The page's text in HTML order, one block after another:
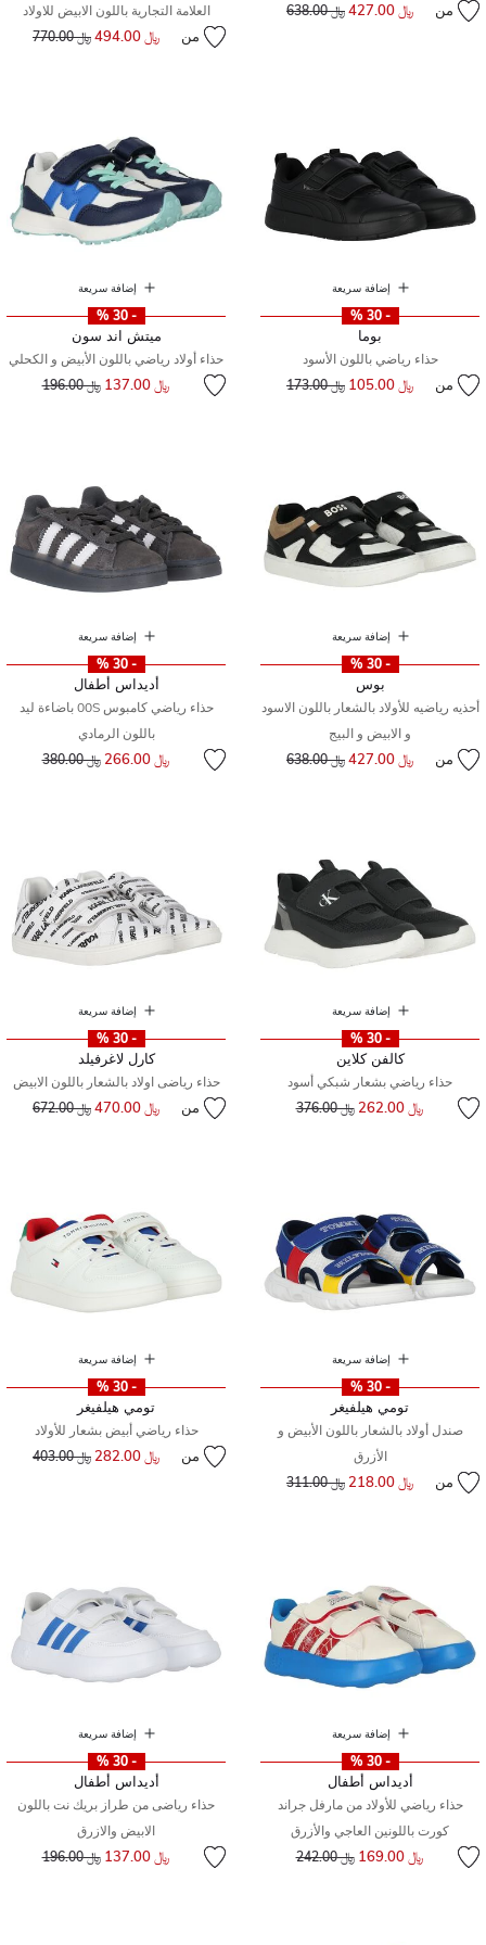
من ﷼ 427.00 سعر مخفض من﷼ 638.00 العلامة التجارية باللون الابيض للاولاد
من ﷼ 494.00 سعر مخفض من
﷼ 770.00 إلى
إضافة سريعة
- 30 %
بوما
حذاء رياضي باللون الأسود
من ﷼ 105.00 سعر مخفض من﷼ 173.00
إضافة سريعة
- 30 %
ميتش اند سون
حذاء أولاد رياضي باللون الأبيض و الكحلي
﷼ 137.00 سعر مخفض من
﷼ 196.00 إلى
إضافة سريعة
- 30 %
بوس
أحذيه رياضيه للأولاد بالشعار باللون الاسود
و الابيض و البيج
من ﷼ 427.00 سعر مخفض من﷼ 638.00
إضافة سريعة
- 30 %
أديداس أطفال
حذاء رياضي كامبوس 00S باضاءة ليد
باللون الرمادي
﷼ 266.00 سعر مخفض من
﷼ 380.00 إلى
إضافة سريعة
- 30 %
كالفن كلاين
حذاء رياضي بشعار شبكي أسود
﷼ 262.00 سعر مخفض من﷼ 376.00
إضافة سريعة
- 30 %
كارل لاغرفيلد
حذاء رياضى اولاد بالشعار باللون الابيض
من ﷼ 470.00 سعر مخفض من
﷼ 672.00 إلى
إضافة سريعة
- 30 %
تومي هيلفيغر
صندل أولاد بالشعار باللون الأبيض و
الأزرق
من ﷼ 218.00 سعر مخفض من﷼ 311.00
إضافة سريعة
- 30 %
تومي هيلفيغر
حذاء رياضي أبيض بشعار للأولاد
من ﷼ 282.00 سعر مخفض من
﷼ 403.00 إلى
إضافة سريعة
- 30 %
أديداس أطفال
حذاء رياضي للأولاد من مارفل جراند
كورت باللونين العاجي والأزرق
﷼ 169.00 سعر مخفض من﷼ 242.00
إضافة سريعة
- 30 %
أديداس أطفال
حذاء رياضى من طراز بريك نت باللون
الابيض والازرق
﷼ 137.00 سعر مخفض من
﷼ 196.00 إلى